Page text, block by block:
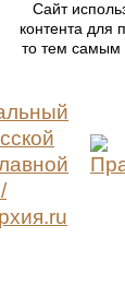
Сайт
контента для
то тем самым